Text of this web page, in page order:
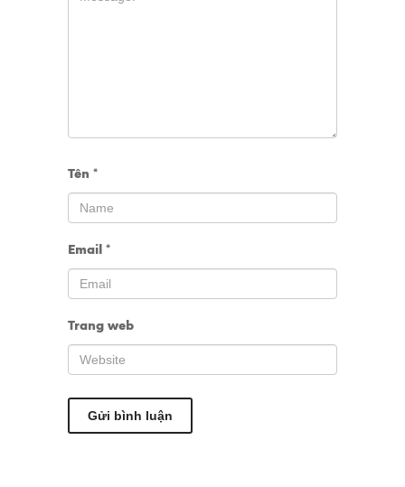
Tên *
Email *
Trang web